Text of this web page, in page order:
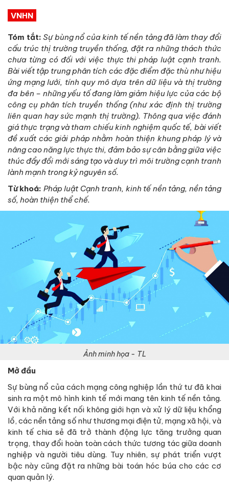
VNHN
Tóm tắt: Sự bùng nổ của kinh tế nền tảng đã làm thay đổi
cấu trúc thị trường truyền thống, đặt ra những thách thức
chưa từng có đối với việc thực thi pháp luật cạnh tranh.
Bài viết tập trung phân tích các đặc điểm đặc thù như hiệu
ứng mạng lưới, tính quy mô dựa trên dữ liệu và thị trường
đa bên – những yếu tố đang làm giảm hiệu lực của các bộ
công cụ phân tích truyền thống (như xác định thị trường
liên quan hay sức mạnh thị trường). Thông qua việc đánh
giá thực trạng và tham chiếu kinh nghiệm quốc tế, bài viết
đề xuất các giải pháp nhằm hoàn thiện khung pháp lý và
nâng cao năng lực thực thi, đảm bảo sự cân bằng giữa việc
thúc đẩy đổi mới sáng tạo và duy trì môi trường cạnh tranh
lành mạnh trong kỷ nguyên số.
Từ khoá: Pháp luật Cạnh tranh, kinh tế nền tảng, nền tảng
số, hoàn thiện thể chế.
Ảnh minh họa - TL
Mở đầu
Sự bùng nổ của cách mạng công nghiệp lần thứ tư đã khai
sinh ra một mô hình kinh tế mới mang tên kinh tế nền tảng.
Với khả năng kết nối không giới hạn và xử lý dữ liệu khổng
lồ, các nền tảng số như thương mại điện tử, mạng xã hội, và
kinh tế chia sẻ đã trở thành động lực tăng trưởng quan
trọng, thay đổi hoàn toàn cách thức tương tác giữa doanh
nghiệp và người tiêu dùng. Tuy nhiên, sự phát triển vượt
bậc này cũng đặt ra những bài toán hóc búa cho các cơ
quan quản lý.